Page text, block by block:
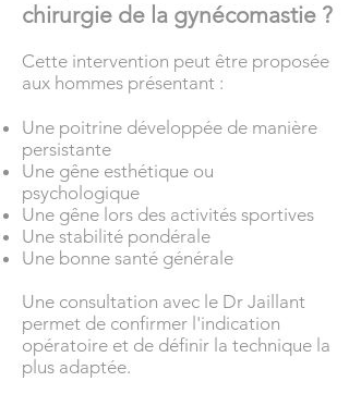
chirurgie de la gynécomastie ?
Cette intervention peut être proposée
aux hommes présentant :
Une poitrine développée de manière
persistante
Une gêne esthétique ou
psychologique
Une gêne lors des activités sportives
Une stabilité pondérale
Une bonne santé générale
Une consultation avec le Dr Jaillant
permet de confirmer l'indication
opératoire et de définir la technique la
plus adaptée.